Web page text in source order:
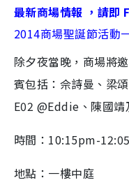
最新商場情報 ，請
2014商場聖誕節活動
除夕夜當晚，商場將
賓包括：佘詩曼、梁
E02 @Eddie、陳國靖
時間：10:15pm-
地點：一樓中庭